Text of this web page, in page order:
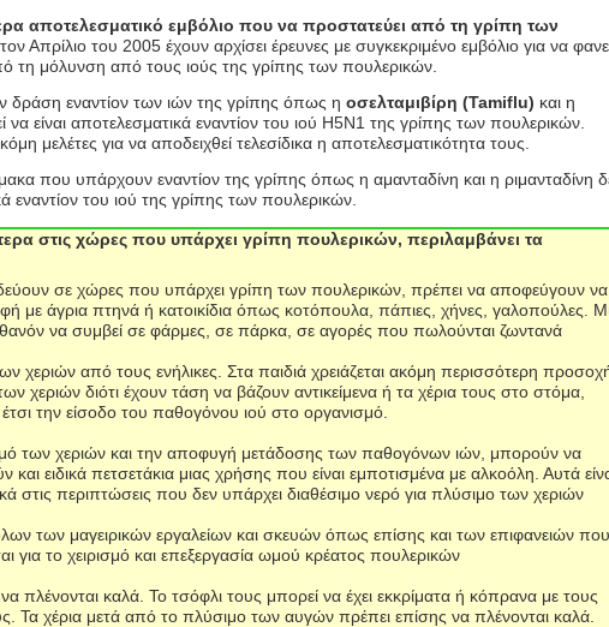
αποτελεσματικό εμβόλιο που να προστατεύει από τη γρίπη των
Απρίλιο του 2005 έχουν αρχίσει έρευνες με συγκεκριμένο εμβόλιο για να
τη μόλυνση από τους ιούς της γρίπης των πουλερικών.
εναντίον των ιών της γρίπης όπως η οσελταμιβίρη (Tamiflu) και η
να είναι αποτελεσματικά εναντίον του ιού H5N1 της γρίπης των πουλερικών.
μελέτες για να αποδειχθεί τελεσίδικα η αποτελεσματικότητα τους.
που υπάρχουν εναντίον της γρίπης όπως η αμανταδίνη και η ριμανταδίνη
εναντίον του ιού της γρίπης των πουλερικών.
στις χώρες που υπάρχει γρίπη πουλερικών, περιλαμβάνει τα
σε χώρες που υπάρχει γρίπη των πουλερικών, πρέπει να αποφεύγουν να
με άγρια πτηνά ή κατοικίδια όπως κοτόπουλα, πάπιες, χήνες, γαλοπούλες.
να συμβεί σε φάρμες, σε πάρκα, σε αγορές που πωλούνται ζωντανά
χεριών από τους ενήλικες. Στα παιδιά χρειάζεται ακόμη περισσότερη
χεριών διότι έχουν τάση να βάζουν αντικείμενα ή τα χέρια τους στο στόμα,
την είσοδο του παθογόνου ιού στο οργανισμό.
των χεριών και την αποφυγή μετάδοσης των παθογόνων ιών, μπορούν να
και ειδικά πετσετάκια μιας χρήσης που είναι εμποτισμένα με αλκοόλη. Αυτά
στις περιπτώσεις που δεν υπάρχει διαθέσιμο νερό για πλύσιμο των χεριών
των μαγειρικών εργαλείων και σκευών όπως επίσης και των επιφανειών που
για το χειρισμό και επεξεργασία ωμού κρέατος πουλερικών
πλένονται καλά. Το τσόφλι τους μπορεί να έχει εκκρίματα ή κόπρανα με τους
Τα χέρια μετά από το πλύσιμο των αυγών πρέπει επίσης να πλένονται καλά.